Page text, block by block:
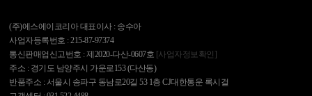
(주)에스에이코리아 대표이사 : 송수아
사업자등록번호 : 215-87-97374
통신판매업신고번호 : 제2020-다산-0607호 [사업자정보확인]
주소 : 경기도 남양주시 가운로153 (다산동)
반품주소 : 서울시 송파구 동남로20길 53 1층 CJ대한통운 록시걸